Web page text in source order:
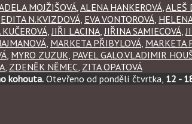
MOJŽIŠOVÁ ALENA HANKEROVÁ ALEŠ
EDITA N.KVIZDOVÁ EVA VONTOROVÁ
KUČEROVÁ JIŘI LACINA JIŘINA SAMIECOVÁ
MARKETA PŘIBYLOVÁ MARKETA
MYRO ZUZUK PAVEL GALO.VLADIMIR
ZDENĚK NĚMEC ZITA OPATOVÁ
kohouta. Otevřeno od pondělí čtvrtka, 12 -